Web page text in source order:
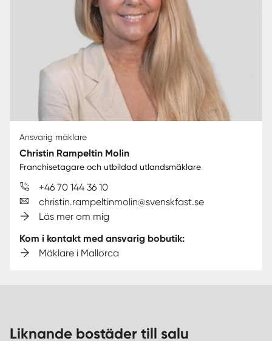
Ansvarig mäklare
Christin Rampeltin Molin
Franchisetagare och utbildad utlandsmäklare
+46 70 144 36 10
christin.rampeltinmolin@svenskfast.se
Läs mer om mig
Kom i kontakt med ansvarig bobutik:
Mäklare i Mallorca
Liknande bostäder till salu